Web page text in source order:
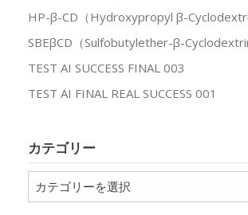
HP-β-CD（Hydroxypropyl β-
SBEβCD（Sulfobutylether-β-
TEST AI SUCCESS FINAL 003
TEST AI FINAL REAL SUCCESS 001
カテゴリー
テ